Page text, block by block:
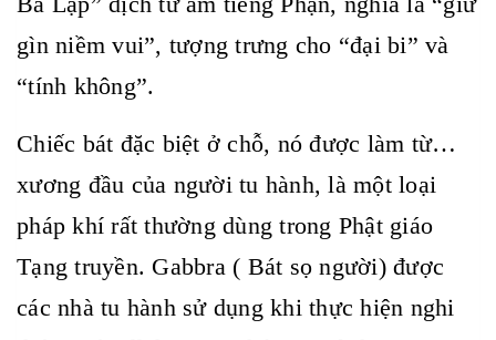
gìn niềm vui”, tượng trưng cho “đại bi” và
“tính không”.
Chiếc bát đặc biệt ở chỗ, nó được làm từ…
xương đầu của người tu hành, là một loại
pháp khí rất thường dùng trong Phật giáo
Tạng truyền. Gabbra ( Bát sọ người) được
các nhà tu hành sử dụng khi thực hiện nghi